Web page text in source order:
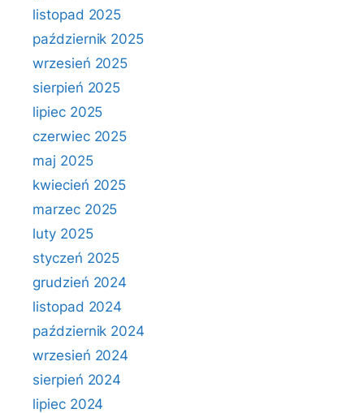
listopad 2025
październik 2025
wrzesień 2025
sierpień 2025
lipiec 2025
czerwiec 2025
maj 2025
kwiecień 2025
marzec 2025
luty 2025
styczeń 2025
grudzień 2024
listopad 2024
październik 2024
wrzesień 2024
sierpień 2024
lipiec 2024